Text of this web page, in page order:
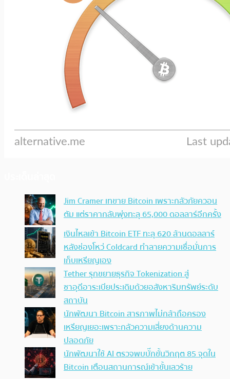
Jim Cramer เทขาย Bitcoin เพราะกลัวภัยควอน
ตัม แต่ราคากลับพุ่งทะลุ 65,000 ดอลลาร์อีกครั้ง
เงินไหลเข้า Bitcoin ETF ทะลุ 620 ล้านดอลลาร์
หลังช่องโหว่ Coldcard ทำลายความเชื่อมั่นการ
เก็บเหรียญเอง
Tether รุกขยายธุรกิจ Tokenization สู่
ซาอุดีอาระเบียประเดิมด้วยอสังหาริมทรัพย์ระดับ
สถาบัน
นักพัฒนา Bitcoin สารภาพไม่กล้าถือครอง
เหรียญเยอะเพราะกลัวความเสี่ยงด้านความ
ปลอดภัย
นักพัฒนาใช้ AI ตรวจพบบั๊กขั้นวิกฤต 85 จุดใน
Bitcoin เตือนสถานการณ์เข้าขั้นเลวร้าย